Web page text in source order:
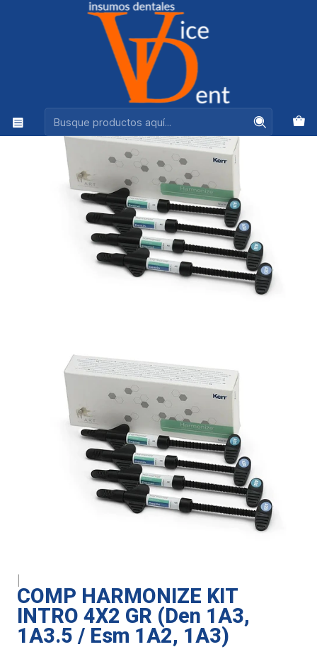
Ventas +56944575313
ADHESION Y RESTAURACION
COMP HARMONIZE KIT INTRO 4X2 GR (Den 1A3, 1A3.5 / Esm
COMP HARMONIZE KIT
INTRO 4X2 GR (Den 1A3,
1A3.5 / Esm 1A2, 1A3)